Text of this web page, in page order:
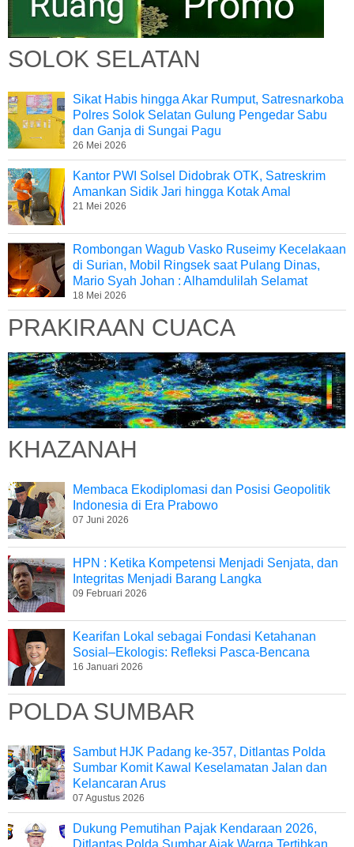
SOLOK SELATAN
Sikat Habis hingga Akar Rumput, Satresnarkoba
Polres Solok Selatan Gulung Pengedar Sabu
dan Ganja di Sungai Pagu
26 Mei 2026
Kantor PWI Solsel Didobrak OTK, Satreskrim
Amankan Sidik Jari hingga Kotak Amal
21 Mei 2026
Rombongan Wagub Vasko Ruseimy Kecelakaan
di Surian, Mobil Ringsek saat Pulang Dinas,
Mario Syah Johan : Alhamdulilah Selamat
18 Mei 2026
PRAKIRAAN CUACA
KHAZANAH
Membaca Ekodiplomasi dan Posisi Geopolitik
Indonesia di Era Prabowo
07 Juni 2026
HPN : Ketika Kompetensi Menjadi Senjata, dan
Integritas Menjadi Barang Langka
09 Februari 2026
Kearifan Lokal sebagai Fondasi Ketahanan
Sosial–Ekologis: Refleksi Pasca-Bencana
16 Januari 2026
POLDA SUMBAR
Sambut HJK Padang ke-357, Ditlantas Polda
Sumbar Komit Kawal Keselamatan Jalan dan
Kelancaran Arus
07 Agustus 2026
Dukung Pemutihan Pajak Kendaraan 2026,
Ditlantas Polda Sumbar Ajak Warga Tertibkan